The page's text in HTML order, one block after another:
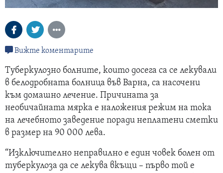
Вижте коментарите
Туберкулозно болните, които досега са се лекували
в белодробната болница във Варна, са насочени
към домашно лечение. Причината за
необичайната мярка е наложения режим на тока
на лечебното заведение поради неплатени сметки
в размер на 90 000 лева.
“Изключително неправилно е един човек болен от
туберкулоза да се лекува вкъщи – първо той е